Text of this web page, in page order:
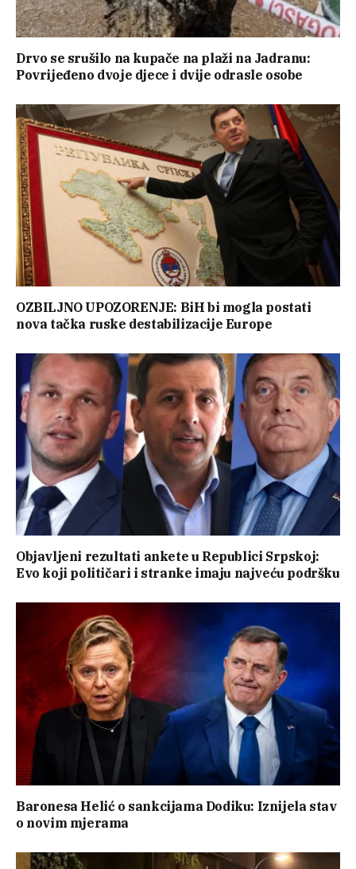
Drvo se srušilo na kupače na plaži na Jadranu:
Povrijeđeno dvoje djece i dvije odrasle osobe
OZBILJNO UPOZORENJE: BiH bi mogla postati
nova tačka ruske destabilizacije Europe
Objavljeni rezultati ankete u Republici Srpskoj:
Evo koji političari i stranke imaju najveću podršku
Baronesa Helić o sankcijama Dodiku: Iznijela stav
o novim mjerama